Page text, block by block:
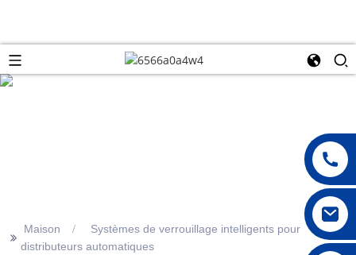
>> Maison
Systèmes de verrouillage intelligents pour
distributeurs automatiques